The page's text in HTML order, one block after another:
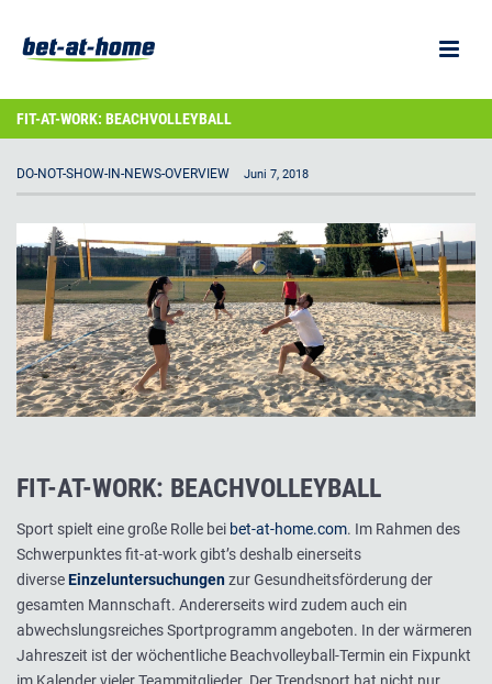
FIT-AT-WORK: BEACHVOLLEYBALL
DO-NOT-SHOW-IN-NEWS-OVERVIEW Juni 7, 2018
FIT-AT-WORK: BEACHVOLLEYBALL
Sport spielt eine große Rolle bei bet-at-home.com. Im Rahmen des
Schwerpunktes fit-at-work gibt’s deshalb einerseits
diverseEinzeluntersuchungenzur Gesundheitsförderung der
gesamten Mannschaft. Andererseits wird zudem auch ein
abwechslungsreiches Sportprogramm angeboten. In der wärmeren
Jahreszeit ist der wöchentliche Beachvolleyball-Termin ein Fixpunkt